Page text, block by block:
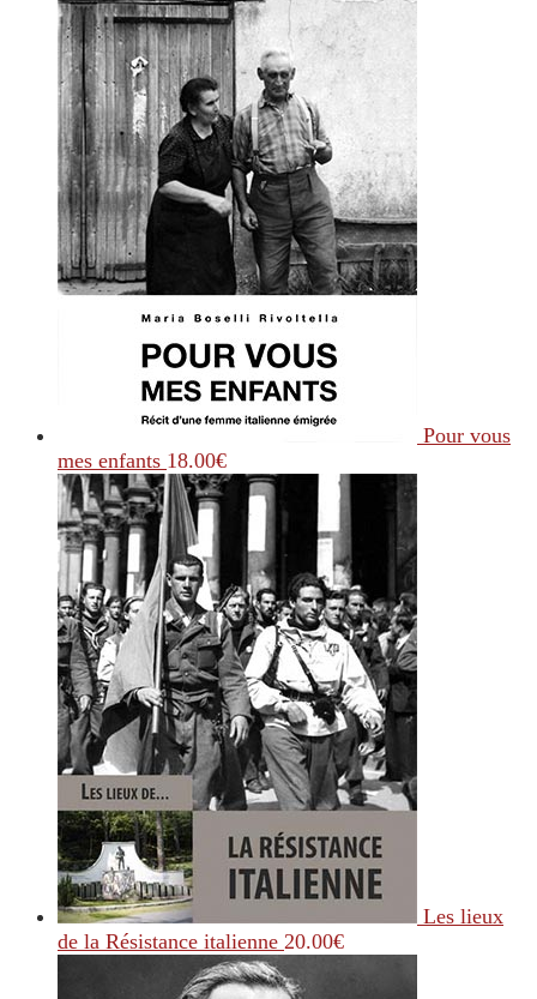
Pour vous
mes enfants 18.00€
Les lieux
de la Résistance italienne 20.00€